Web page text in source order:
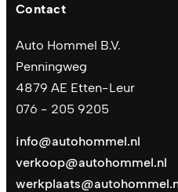
Contact
Auto Hommel B.V.
Penningweg
4879 AE Etten-Leur
076 - 205 9205
info@autohommel.nl
verkoop@autohommel.nl